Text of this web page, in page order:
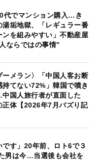
代でマンション購入…き
湯垢地獄、「レギュラー番
を組みやすい」不動産屋
ならではの事情”
ーメラン〉「中国人客お断
持てない72%」韓国で噴き
国人旅行者が直面した
正体【2026年7月バズり記
です」20年前、ロト6で３
男は今…当選後も会社を